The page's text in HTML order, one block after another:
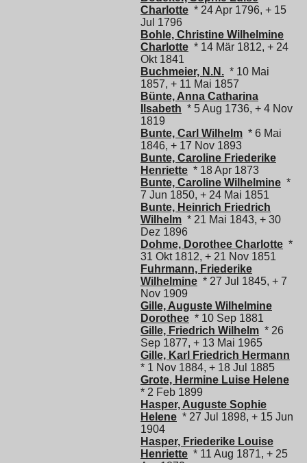
Charlotte * 24 Apr 1796, + 15
Jul 1796
Bohle, Christine Wilhelmine
Charlotte * 14 Mär 1812, + 24
Okt 1841
Buchmeier, N.N. * 10 Mai
1857, + 11 Mai 1857
Bünte, Anna Catharina
Ilsabeth * 5 Aug 1736, + 4 Nov
1819
Bunte, Carl Wilhelm * 6 Mai
1846, + 17 Nov 1893
Bunte, Caroline Friederike
Henriette * 18 Apr 1873
Bunte, Caroline Wilhelmine *
7 Jun 1850, + 24 Mai 1851
Bunte, Heinrich Friedrich
Wilhelm * 21 Mai 1843, + 30
Dez 1896
Dohme, Dorothee Charlotte *
31 Okt 1812, + 21 Nov 1851
Fuhrmann, Friederike
Wilhelmine * 27 Jul 1845, + 7
Nov 1909
Gille, Auguste Wilhelmine
Dorothee * 10 Sep 1881
Gille, Friedrich Wilhelm * 26
Sep 1877, + 13 Mai 1965
Gille, Karl Friedrich Hermann
* 1 Nov 1884, + 18 Jul 1885
Grote, Hermine Luise Helene
* 2 Feb 1899
Hasper, Auguste Sophie
Helene * 27 Jul 1898, + 15 Jun
1904
Hasper, Friederike Louise
Henriette * 11 Aug 1871, + 25